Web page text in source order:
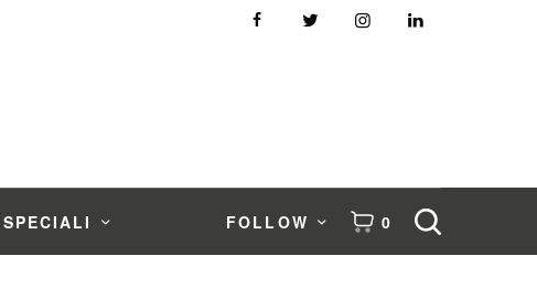
SPECIALI FOLLOW 0